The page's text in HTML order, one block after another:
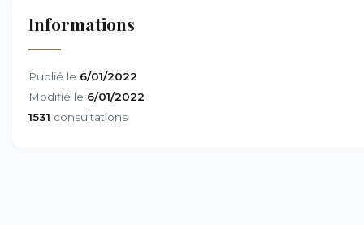
Informations
Publié le 6/01/2022
Modifié le 6/01/2022
1531 consultations